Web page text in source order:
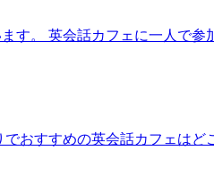
。 英会話カフェに一人で参
おすすめの英会話カフェは